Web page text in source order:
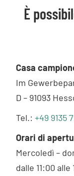
È
Casa
Im
D – 91093
Tel.: +49 9135
Orari di
Mercoledì –
dalle 11:00 alle